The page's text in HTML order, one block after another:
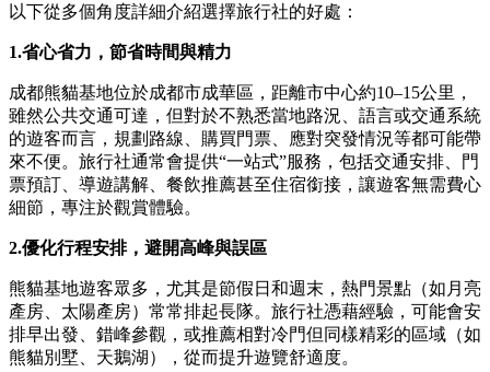
以下從多個角度詳細介紹選擇旅行社的好處：
1.省心省力，節省時間與精力
成都熊貓基地位於成都市成華區，距離市中心約10–15公里，
雖然公共交通可達，但對於不熟悉當地路況、語言或交通系統
的遊客而言，規劃路線、購買門票、應對突發情況等都可能帶
來不便。旅行社通常會提供“一站式”服務，包括交通安排、門
票預訂、導遊講解、餐飲推薦甚至住宿銜接，讓遊客無需費心
細節，專注於觀賞體驗。
2.優化行程安排，避開高峰與誤區
熊貓基地遊客眾多，尤其是節假日和週末，熱門景點（如月亮
產房、太陽產房）常常排起長隊。旅行社憑藉經驗，可能會安
排早出發、錯峰參觀，或推薦相對冷門但同樣精彩的區域（如
熊貓別墅、天鵝湖），從而提升遊覽舒適度。